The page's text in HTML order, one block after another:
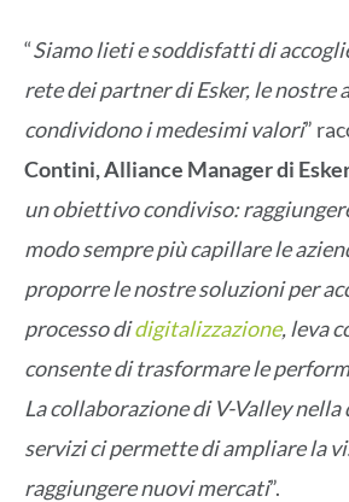
“Siamo lieti e soddisfatti di
rete dei partner di Esker, le nostre
condividono i medesimi valori”
Contini, Alliance Manager di
un obiettivo condiviso:
modo sempre più capillare le
proporre le nostre soluzioni per
processo didigitalizzazione, leva
consente di trasformare le
La collaborazione di V-Valley
servizi ci permette di ampliare la
raggiungere nuovi mercati”.